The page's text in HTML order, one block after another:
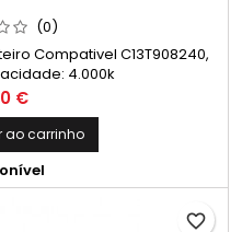
(0)
Compativel C13T908240,
4.000k
€
ao carrinho
favorite_border